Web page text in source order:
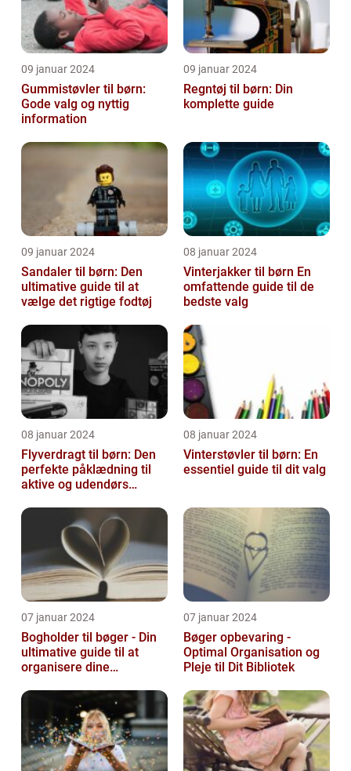
09 januar 2024
Gummistøvler til børn:
Gode valg og nyttig
information
09 januar 2024
Regntøj til børn: Din
komplette guide
09 januar 2024
Sandaler til børn: Den
ultimative guide til at
vælge det rigtige fodtøj
08 januar 2024
Vinterjakker til børn En
omfattende guide til de
bedste valg
08 januar 2024
Flyverdragt til børn: Den
perfekte påklædning til
aktive og udendørs
08 januar 2024
Vinterstøvler til børn: En
essentiel guide til dit valg
07 januar 2024
Bogholder til bøger - Din
ultimative guide til at
organisere dine
07 januar 2024
Bøger opbevaring -
Optimal Organisation og
Pleje til Dit Bibliotek